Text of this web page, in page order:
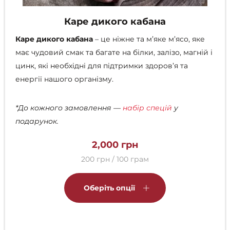
Каре дикого кабана
Каре дикого кабана – це ніжне та мʼяке м’ясо, яке
має чудовий смак та багате на білки, залізо, магній і
цинк, які необхідні для підтримки здоров’я та
енергії нашого організму.
*До кожного замовлення — набір спецій у
подарунок.
2,000 грн
200 грн / 100 грам
Оберіть опції